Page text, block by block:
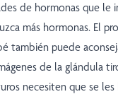
de hormonas que le
más hormonas. El
también puede
de la glándula
necesiten que se les